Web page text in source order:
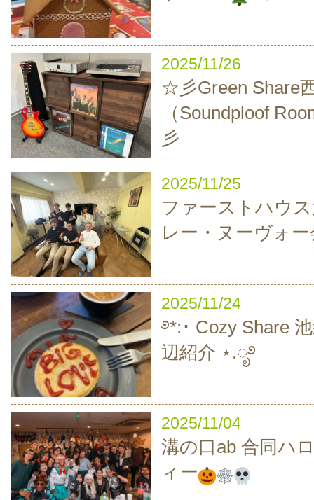
2025/11/26
☆彡Green Share
（Soundploof
彡
2025/11/25
ファーストハウ
レー・ヌーヴォー
2025/11/24
࿔*:･ Cozy Share
辺紹介 ⋆.ೃ࿔
2025/11/04
溝の口ab 合同ハ
ィー